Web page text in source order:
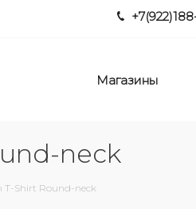
Магазины
neck
T-Shirt Round-neck